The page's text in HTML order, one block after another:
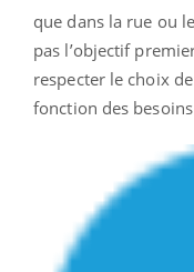
que dans la rue ou
pas l’objectif
respecter le choix
fonction des